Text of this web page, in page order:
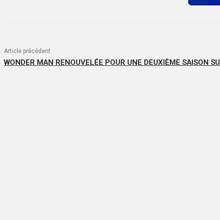
Article précédent
WONDER MAN RENOUVELÉE POUR UNE DEUXIÈME SAISON